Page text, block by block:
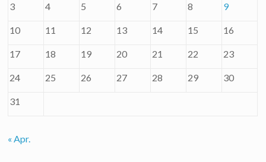
3 4 5 6 7 8 9
10 11 12 13 14 15 16
17 18 19 20 21 22 23
24 25 26 27 28 29 30
31
« Apr.